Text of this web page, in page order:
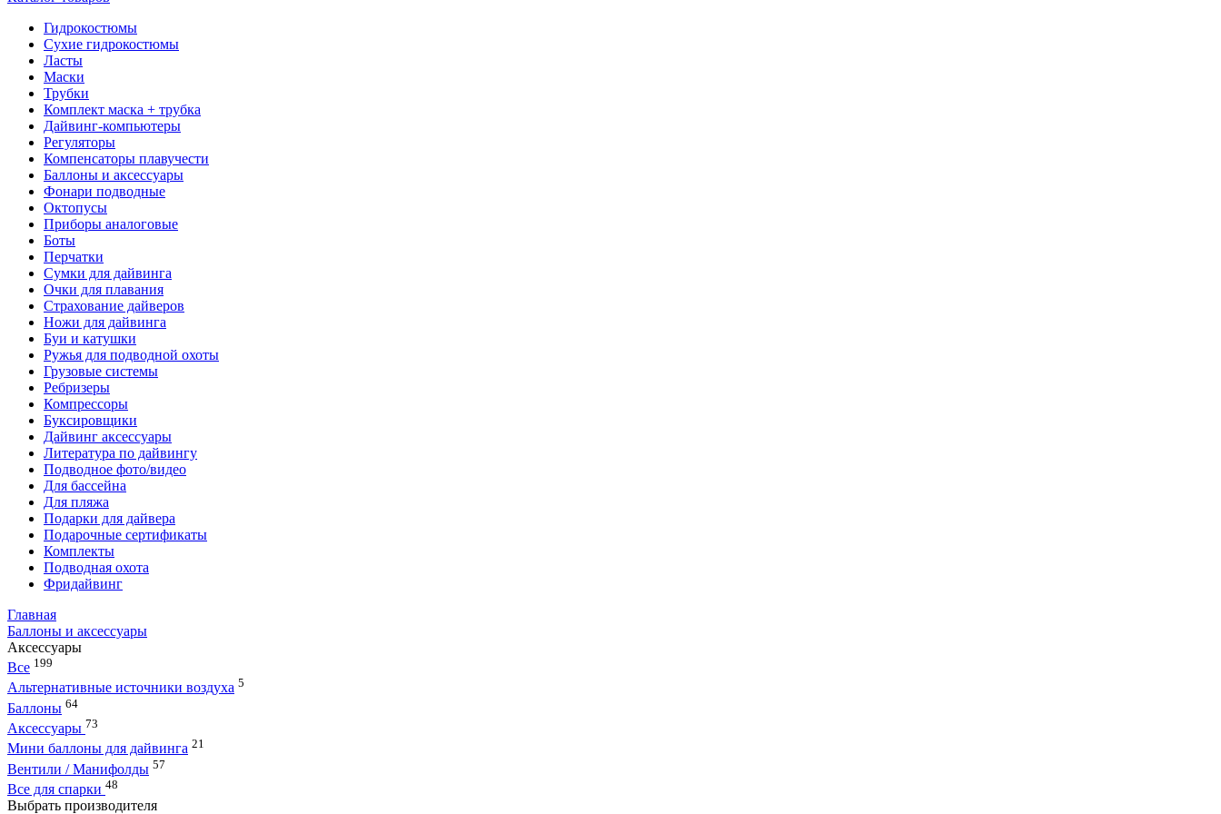
Гидрокостюмы
Сухие гидрокостюмы
Ласты
Маски
Трубки
Комплект маска + трубка
Дайвинг-компьютеры
Регуляторы
Компенсаторы плавучести
Баллоны и аксессуары
Фонари подводные
Октопусы
Приборы аналоговые
Боты
Перчатки
Сумки для дайвинга
Очки для плавания
Страхование дайверов
Ножи для дайвинга
Буи и катушки
Ружья для подводной охоты
Грузовые системы
Ребризеры
Компрессоры
Буксировщики
Дайвинг аксессуары
Литература по дайвингу
Подводное фото/видео
Для бассейна
Для пляжа
Подарки для дайвера
Подарочные сертификаты
Комплекты
Подводная охота
Фридайвинг
Главная
Баллоны и аксессуары
Аксессуары
Все 199
Альтернативные источники воздуха 5
Баллоны 64
Аксессуары 73
Мини баллоны для дайвинга 21
Вентили / Манифолды 57
Все для спарки 48
Выбрать производителя